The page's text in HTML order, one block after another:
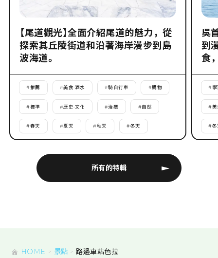
所有的特輯
【尾道觀光】全面介紹尾道的魅力，從
探索其丘陵街道和沿著海岸漫步到島
波海道。
#推薦 #美食·酒水 #騎自行車 #購物
#標準 #歷史·文化 #治癒 #自然
#春天 #夏天 #秋天 #冬天
吳
到
食
# 學
#美
#冬
HOME 景點 路邊車站色拉